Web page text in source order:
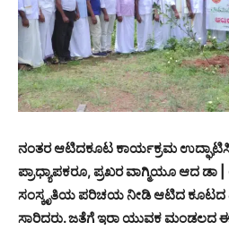
ನಂತರ ಆಟಿದಕೂಟ ಕಾರ್ಯಕ್ರಮ
ಪ್ರಾಧ್ಯಾಪಕರೂ, ಪ್ರಖರ ವಾಗ್ಮಿಯೂ ಆದ ಡಾ
ಸಂಸ್ಕೃತಿಯ ಪರಿಚಯ ನೀಡಿ ಆಟಿದ ಕೂಟದ
ಸಾರಿದರು. ಜತೆಗೆ ಇರಾ ಯುವಕ ಮಂಡಲದ ಈ